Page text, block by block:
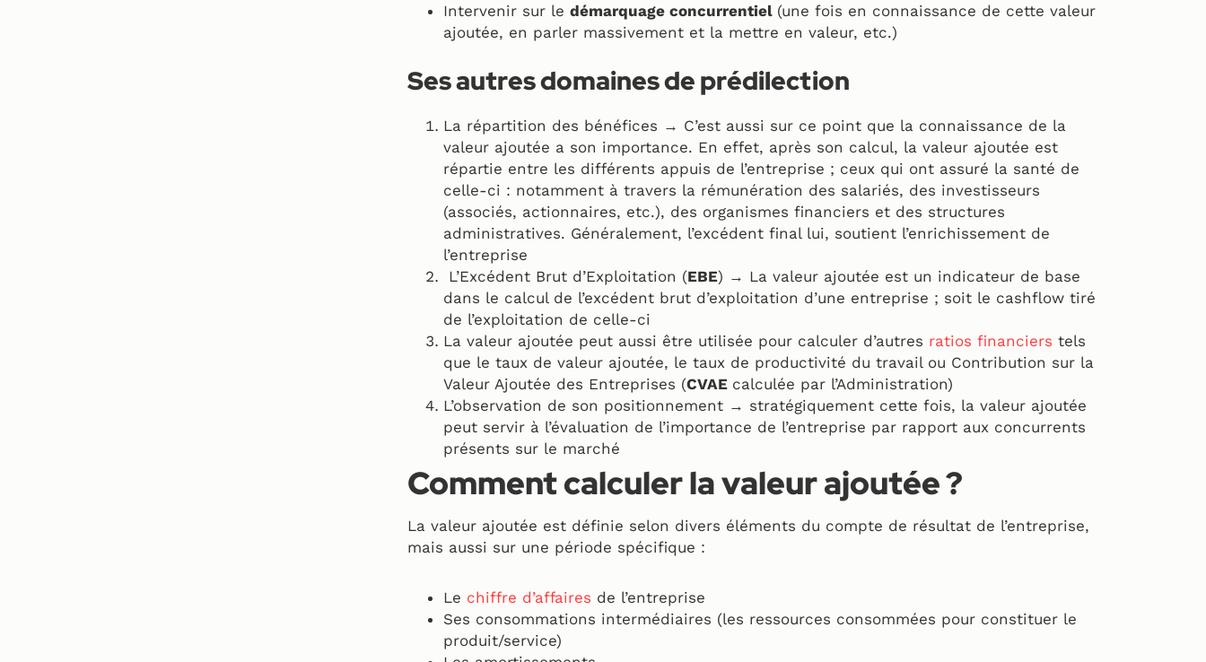
Intervenir sur le démarquage concurrentiel (une fois en connaissance de cette valeur
ajoutée, en parler massivement et la mettre en valeur, etc.)
Ses autres domaines de prédilection
La répartition des bénéfices → C’est aussi sur ce point que la connaissance de la
valeur ajoutée a son importance. En effet, après son calcul, la valeur ajoutée est
répartie entre les différents appuis de l’entreprise ; ceux qui ont assuré la santé de
celle-ci : notamment à travers la rémunération des salariés, des investisseurs
(associés, actionnaires, etc.), des organismes financiers et des structures
administratives. Généralement, l’excédent final lui, soutient l’enrichissement de
l’entreprise
L’Excédent Brut d’Exploitation (EBE) → La valeur ajoutée est un indicateur de base
dans le calcul de l’excédent brut d’exploitation d’une entreprise ; soit le cashflow tiré
de l’exploitation de celle-ci
La valeur ajoutée peut aussi être utilisée pour calculer d’autres ratios financiers tels
que le taux de valeur ajoutée, le taux de productivité du travail ou Contribution sur la
Valeur Ajoutée des Entreprises (CVAE calculée par l’Administration)
L’observation de son positionnement → stratégiquement cette fois, la valeur ajoutée
peut servir à l’évaluation de l’importance de l’entreprise par rapport aux concurrents
présents sur le marché
Comment calculer la valeur ajoutée ?
La valeur ajoutée est définie selon divers éléments du compte de résultat de l’entreprise,
mais aussi sur une période spécifique :
Le chiffre d’affaires de l’entreprise
Ses consommations intermédiaires (les ressources consommées pour constituer le
produit/service)